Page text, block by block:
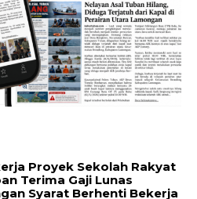
Proyek Sekolah Rakyat
Terima Gaji Lunas
Syarat Berhenti Bekerja